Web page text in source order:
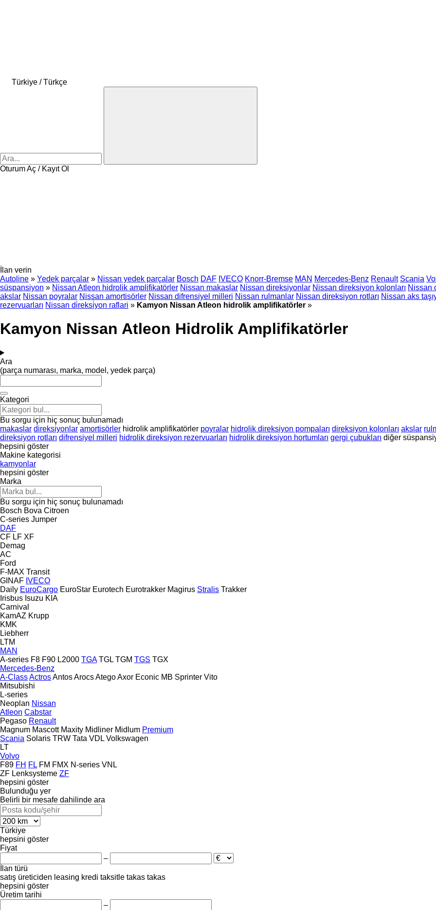
Türkiye / Türkçe
Oturum Aç / Kayıt Ol
İlan verin
Autoline » Yedek parçalar » Nissan yedek parçalar Bosch DAF IVECO Knorr-Bremse MAN Mercedes-Benz Renault Scania
süspansiyon » Nissan Atleon hidrolik amplifikatörler Nissan makaslar Nissan direksiyonlar Nissan direksiyon kolonları Nissan
akslar Nissan poyralar Nissan amortisörler Nissan difrensiyel milleri Nissan rulmanlar Nissan direksiyon rotları Nissan aks
rezervuarları Nissan di̇reksi̇yon raflari » Kamyon Nissan Atleon hidrolik amplifikatörler »
Kamyon Nissan Atleon Hidrolik Amplifikatörler
Ara
(parça numarası, marka, model, yedek parça)
Kategori
Bu sorgu için hiç sonuç bulunamadı
makaslar direksiyonlar amortisörler hidrolik amplifikatörler poyralar hidrolik direksiyon pompaları direksiyon kolonları akslar
direksiyon rotları difrensiyel milleri hidrolik direksiyon rezervuarları hidrolik direksiyon hortumları gergi çubukları diğer
hepsini göster
Makine kategorisi
kamyonlar
hepsini göster
Marka
Bu sorgu için hiç sonuç bulunamadı
Bosch Bova Citroen
C-series Jumper
DAF
CF LF XF
Demag
AC
Ford
F-MAX Transit
GINAF IVECO
Daily EuroCargo EuroStar Eurotech Eurotrakker Magirus Stralis Trakker
Irisbus Isuzu KIA
Carnival
KamAZ Krupp
KMK
Liebherr
LTM
MAN
A-series F8 F90 L2000 TGA TGL TGM TGS TGX
Mercedes-Benz
A-ClassActrosAntosArocsAtegoAxor Econic MB Sprinter Vito
Mitsubishi
L-series
Neoplan Nissan
Atleon Cabstar
Pegaso Renault
Magnum Mascott Maxity Midliner Midlum Premium
Scania Solaris TRW Tata VDL Volkswagen
LT
Volvo
F89 FH FL FM FMX N-series VNL
ZF Lenksysteme ZF
hepsini göster
Bulunduğu yer
Belirli bir mesafe dahilinde ara
Türkiye
hepsini göster
Fiyat
–
İlan türü
satış üreticiden leasing kredi taksitle takas takas
hepsini göster
Üretim tarihi
–